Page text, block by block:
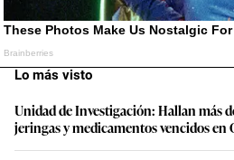
Lo más visto
Unidad de Investigación: Hallan más
jeringas y medicamentos vencidos en